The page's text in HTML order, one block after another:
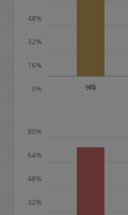
※キャンセ
相当で料金
0%
16%
32%
48%
9時
32%
48%
64%
80%